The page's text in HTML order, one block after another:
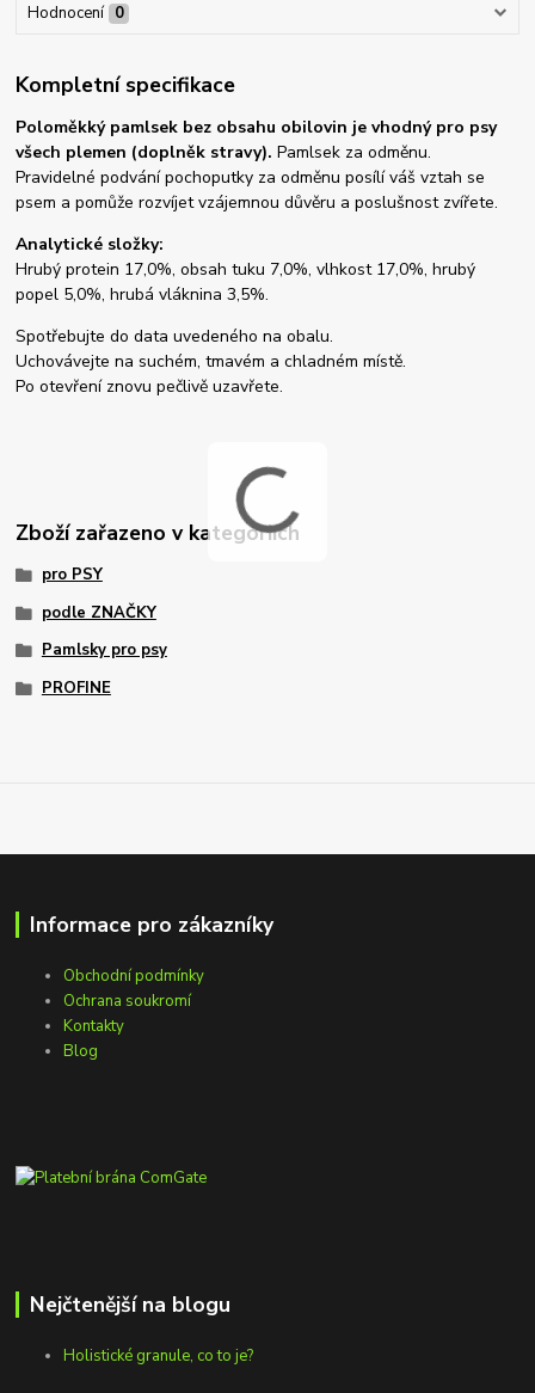
Hodnocení 0
Kompletní specifikace
Poloměkký pamlsek bez obsahu obilovin je vhodný pro psy
všech plemen (doplněk stravy). Pamlsek za odměnu.
Pravidelné podvání pochoputky za odměnu posílí váš vztah se
psem a pomůže rozvíjet vzájemnou důvěru a poslušnost zvířete.
Analytické složky:
Hrubý protein 17,0%, obsah tuku 7,0%, vlhkost 17,0%, hrubý
popel 5,0%, hrubá vláknina 3,5%.
Spotřebujte do data uvedeného na obalu.
Uchovávejte na suchém, tmavém a chladném místě.
Po otevření znovu pečlivě uzavřete.
Zboží zařazeno v kategoriích
pro PSY
podle ZNAČKY
Pamlsky pro psy
PROFINE
Informace pro zákazníky
Obchodní podmínky
Ochrana soukromí
Kontakty
Blog
Nejčtenější na blogu
Holistické granule, co to je?